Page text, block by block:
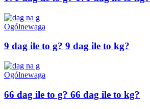
Ogólnewaga
9 dag ile to g? 9 dag ile to kg?
Ogólnewaga
66 dag ile to g? 66 dag ile to kg?